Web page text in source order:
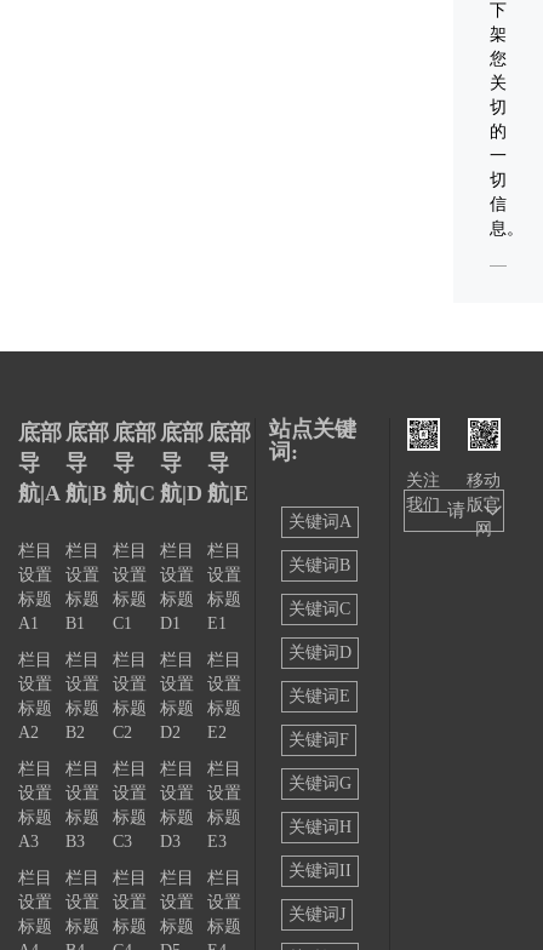
产
力
和
科
学
术
的
展，
各
业
对
VR
下
架
您
关
切
的
一
切
信
息。
底部
导
航|A
栏目
设置
标题
A1
栏目
设置
标题
A2
栏目
设置
标题
A3
栏目
设置
标题
底部
导
航|B
栏目
设置
标题
B1
栏目
设置
标题
B2
栏目
设置
标题
B3
栏目
设置
标题
底部
导
航|C
栏目
设置
标题
C1
栏目
设置
标题
C2
栏目
设置
标题
C3
栏目
设置
标题
底部
导
航|D
栏目
设置
标题
D1
栏目
设置
标题
D2
栏目
设置
标题
D3
栏目
设置
标题
底部
导
航|E
栏目
设置
标题
E1
栏目
设置
标题
E2
栏目
设置
标题
E3
栏目
设置
标题
站点关键
词:
关键词A
关键词B
关键词C
关键词D
关键词E
关键词F
关键词G
关键词H
关键词II
关键词J
关注
我们
移动
版官
网
——请